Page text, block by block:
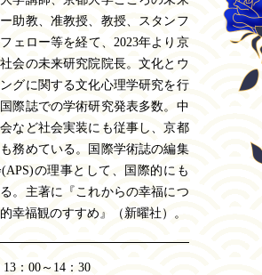
助教、准教授、教授、スタンフ
ェロー等を経て、2023年より京
会の未来研究院院長。文化とウ
グに関する文化心理学研究を行
際誌での学術研究発表多数。中
など社会実装にも従事し、京都
務めている。国際学術誌の編集
の理事として、国際的にも
。主著に『これからの幸福につ
幸福観のすすめ』（新曜社）。
13：00～14：30